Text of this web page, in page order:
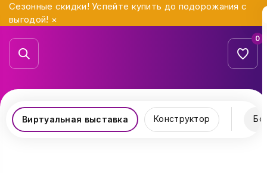
Сезонные скидки! Успейте купить до подорожания с
выгодой! ×
0
Виртуальная выставка Конструктор